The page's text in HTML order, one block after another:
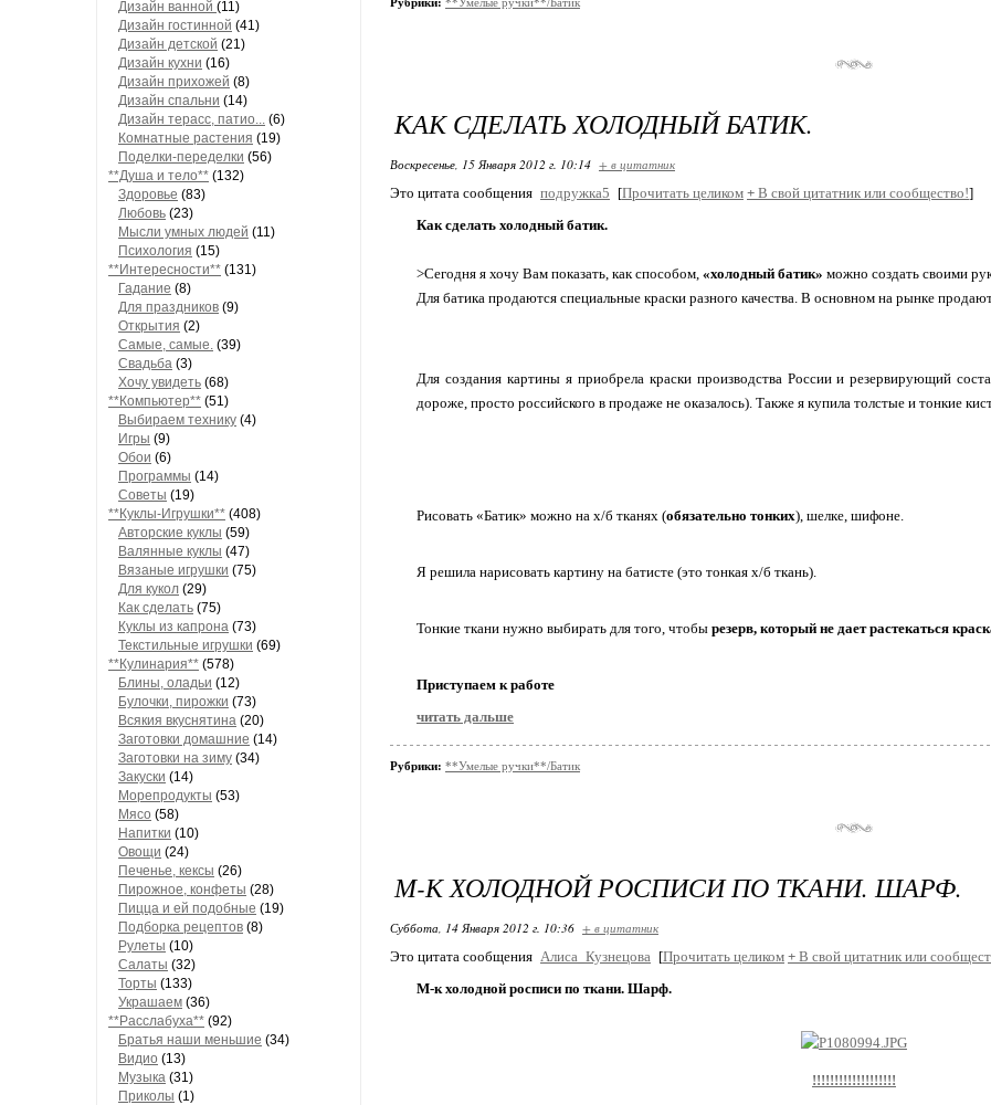
Дизайн ванной (11)
Дизайн гостинной (41)
Дизайн детской (21)
Дизайн кухни (16)
Дизайн прихожей (8)
Дизайн спальни (14)
Дизайн терасс, патио... (6)
Комнатные растения (19)
Поделки-переделки (56)
**Душа и тело** (132)
Здоровье (83)
Любовь (23)
Мысли умных людей (11)
Психология (15)
**Интересности** (131)
Гадание (8)
Для праздников (9)
Открытия (2)
Самые, самые. (39)
Свадьба (3)
Хочу увидеть (68)
**Компьютер** (51)
Выбираем технику (4)
Игры (9)
Обои (6)
Программы (14)
Советы (19)
**Куклы-Игрушки** (408)
Авторские куклы (59)
Валянные куклы (47)
Вязаные игрушки (75)
Для кукол (29)
Как сделать (75)
Куклы из капрона (73)
Текстильные игрушки (69)
**Кулинария** (578)
Блины, оладьи (12)
Булочки, пирожки (73)
Всякия вкуснятина (20)
Заготовки домашние (14)
Заготовки на зиму (34)
Закуски (14)
Морепродукты (53)
Мясо (58)
Напитки (10)
Овощи (24)
Печенье, кексы (26)
Пирожное, конфеты (28)
Пицца и ей подобные (19)
Подборка рецептов (8)
Рулеты (10)
Салаты (32)
Торты (133)
Украшаем (36)
**Расслабуха** (92)
Братья наши меньшие (34)
Видио (13)
Музыка (31)
Приколы (1)
КАК СДЕЛАТЬ ХОЛОДНЫЙ БАТИК.
Воскресенье, 15 Января 2012 г. 10:14 + в цитатник
Это цитата сообщения подружка5 [Прочитать целиком + В свой цитатник или сообщество!]
Как сделать холодный батик.
>Сегодня я хочу Вам показать, как способом, «холодный батик» можно создать своими
Для батика продаются специальные краски разного качества. В основном на рынке
Для создания картины я приобрела краски производства России и резервирующий
дороже, просто российского в продаже не оказалось). Также я купила толстые и тонкие
Рисовать «Батик» можно на х/б тканях (обязательно тонких), шелке, шифоне.
Я решила нарисовать картину на батисте (это тонкая х/б ткань).
Тонкие ткани нужно выбирать для того, чтобы резерв, который не дает растекаться
Приступаем к работе
читать дальше
Рубрики: **Умелые ручки**/Батик
М-К ХОЛОДНОЙ РОСПИСИ ПО ТКАНИ. ШАРФ.
Суббота, 14 Января 2012 г. 10:36 + в цитатник
Это цитата сообщения Алиса_Кузнецова [Прочитать целиком + В свой цитатник или
М-к холодной росписи по ткани. Шарф.
!!!!!!!!!!!!!!!!!!!